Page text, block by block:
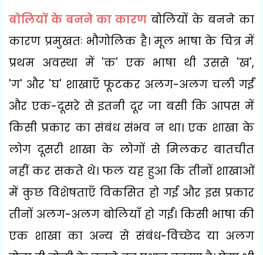
बोलियों के बनने का कारण बोलियों के बनने का
कारण प्रमुखतः भौगोलिक है। मूल भाषा के चित्र में
प्रथम अवस्था में 'क' एक भाषा थी उससे 'ख',
'ग' और 'घ' शाखाएँ फूटकर अलग-अलग चली गईं
और एक-दूसरे से इतनी दूर जा बसी कि आपस में
किसी प्रकार का संबंध संभव न था। एक शाखा के
लोग दूसरी शाखा के लोगों से मिलकर बातचीत
नहीं कर सकते थे। फल यह हुआ कि तीनों शाखाओं
में कुछ विशेषताएँ विकसित हो गई और इस प्रकार
तीनों अलग-अलग बोलियाँ हो गईं। किसी भाषा की
एक शाखा का अन्य से संबंध-विच्छेद या अलग